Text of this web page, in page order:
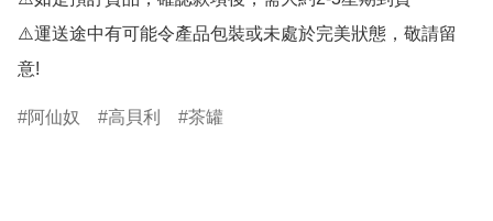
⚠️運送途中有可能令產品包裝或未處於完美狀態，敬請留
意!
阿仙奴 高貝利 茶罐